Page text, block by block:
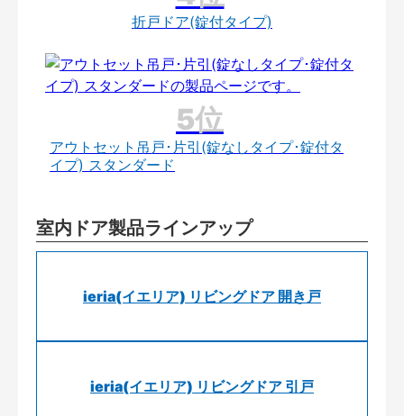
折戸ドア(錠付タイプ)
アウトセット吊戸･片引(錠なしタイプ･錠付タ
イプ) スタンダード
室内ドア製品ラインアップ
ieria(イエリア) リビングドア 開き戸
ieria(イエリア) リビングドア 引戸